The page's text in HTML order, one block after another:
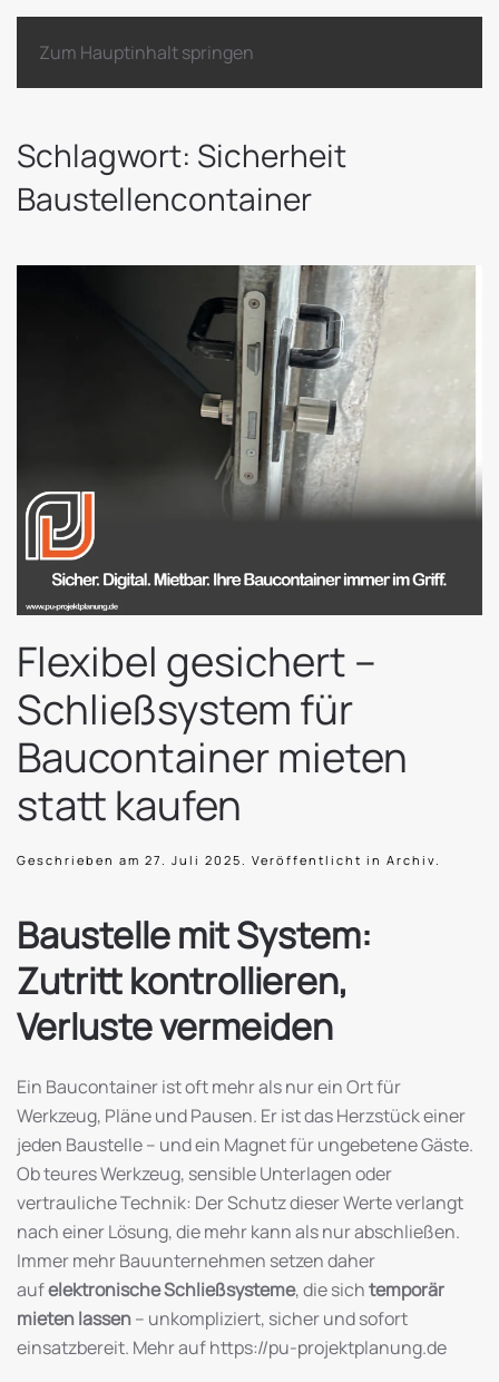
Zum Hauptinhalt springen
Schlagwort: Sicherheit
Baustellencontainer
Flexibel gesichert –
Schließsystem für
Baucontainer mieten
statt kaufen
Geschrieben am 27. Juli 2025 . Veröffentlicht in Archiv
Baustelle mit System:
Zutritt kontrollieren,
Verluste vermeiden
Ein Baucontainer ist oft mehr als nur ein Ort für
Werkzeug, Pläne und Pausen. Er ist das Herzstück einer
jeden Baustelle – und ein Magnet für ungebetene Gäste.
Ob teures Werkzeug, sensible Unterlagen oder
vertrauliche Technik: Der Schutz dieser Werte verlangt
nach einer Lösung, die mehr kann als nur abschließen.
Immer mehr Bauunternehmen setzen daher
aufelektronische Schließsysteme, die sichtemporär
mieten lassen– unkompliziert, sicher und sofort
einsatzbereit. Mehr auf https://pu-projektplanung.de